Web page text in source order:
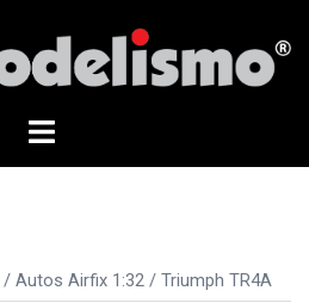
Alternar
/ Autos Airfix 1:32 / Triumph TR4A